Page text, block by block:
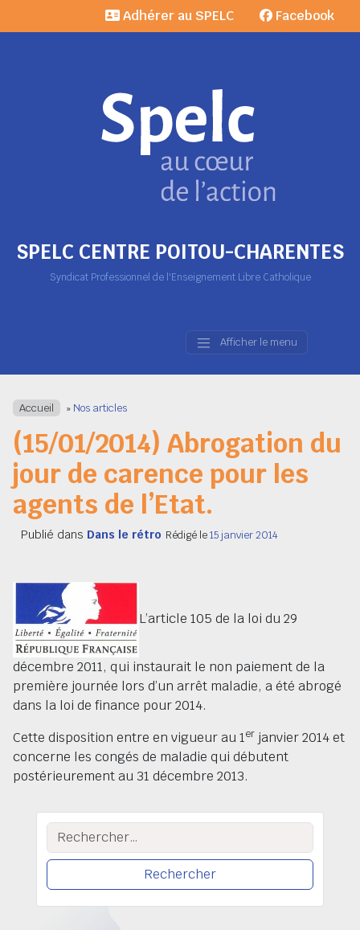
SPELC CENTRE POITOU-CHARENTES
Syndicat Professionnel de l'Enseignement Libre Catholique
Adhérer au SPELC Facebook
Afficher le menu
Accueil » Nos articles
(15/01/2014) Abrogation du
jour de carence pour les
agents de l’Etat.
Publié dans Dans le rétro Rédigé le15 janvier 2014
L’article 105 de la loi du 29
décembre 2011, qui instaurait le non paiement de la
première journée lors d’un arrêt maladie, a été abrogé
dans la loi de finance pour 2014.
Cette disposition entre en vigueur au 1er janvier 2014 et
concerne les congés de maladie qui débutent
postérieurement au 31 décembre 2013.
Rechercher :